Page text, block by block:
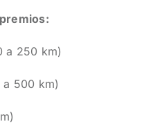
a 250 km)
a 500 km)